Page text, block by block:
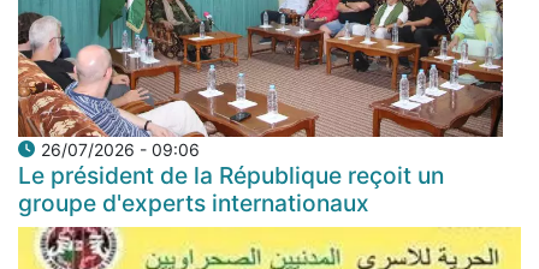
26/07/2026 - 09:06
Le président de la République reçoit un
groupe d'experts internationaux